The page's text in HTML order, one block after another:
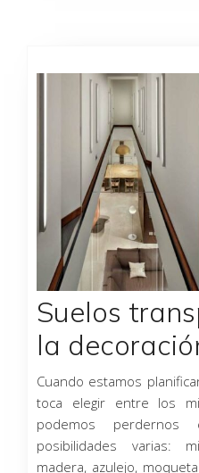
Suelos
la
Cuando estamos
toca elegir entre los
podemos
posibilidades varias:
madera, azulejo,